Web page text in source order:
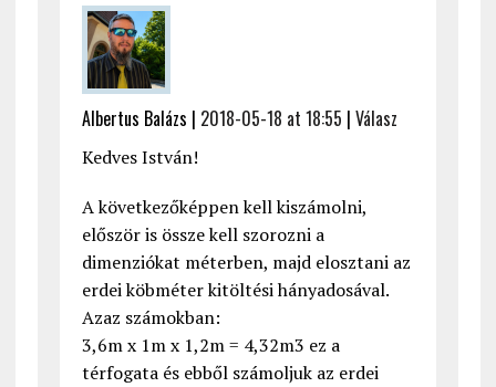
Albertus Balázs | 2018-05-18 at 18:55 | Válasz
Kedves István!
A következőképpen kell kiszámolni,
először is össze kell szorozni a
dimenziókat méterben, majd elosztani az
erdei köbméter kitöltési hányadosával.
Azaz számokban:
3,6m x 1m x 1,2m = 4,32m3 ez a
térfogata és ebből számoljuk az erdei